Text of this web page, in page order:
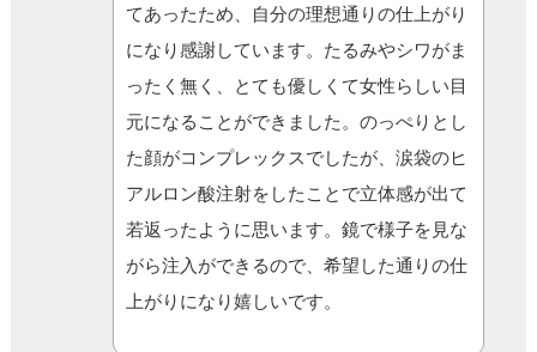
てあったため、自分の理想通りの仕上がり
になり感謝しています。たるみやシワがま
ったく無く、とても優しくて女性らしい目
元になることができました。のっぺりとし
た顔がコンプレックスでしたが、涙袋のヒ
アルロン酸注射をしたことで立体感が出て
若返ったように思います。鏡で様子を見な
がら注入ができるので、希望した通りの仕
上がりになり嬉しいです。